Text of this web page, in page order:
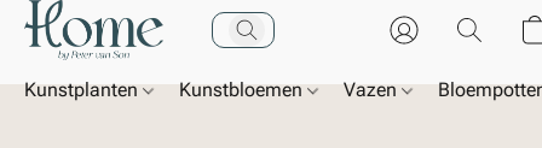
Kunstplanten Kunstbloemen Vazen